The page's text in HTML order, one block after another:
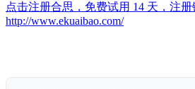
点击注册合思，免费试用 14 天，注册
http://www.ekuaibao.com/